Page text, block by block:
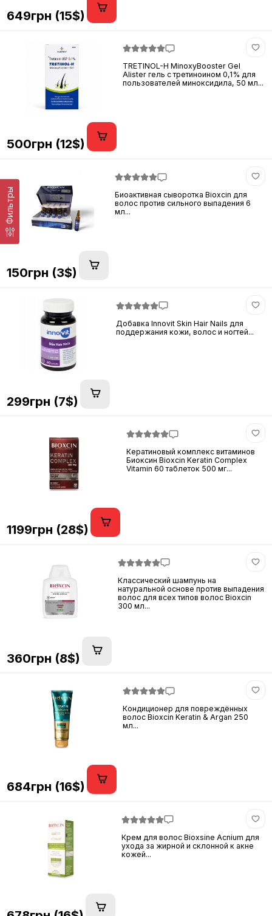
Фильтры
649грн (15$)
TRETINOL-H MinoxyBooster Gel
Alister гель с третиноином 0,1% для
пользователей миноксидила, 50 мл...
500грн (12$)
Биоактивная сыворотка Bioxcin для
волос против сильного выпадения 6
мл...
150грн (3$)
Добавка Innovit Skin Hair Nails для
поддержания кожи, волос и ногтей...
299грн (7$)
Кератиновый комплекс витаминов
Биоксин Bioxcin Keratin Complex
Vitamin 60 таблеток 500 мг...
1199грн (28$)
Классический шампунь на
натуральной основе против выпадения
волос для всех типов волос Bioxcin
300 мл...
360грн (8$)
Кондиционер для повреждённых
волос Bioxcin Keratin & Argan 250
мл...
684грн (16$)
Крем для волос Bioxsine Acnium для
ухода за жирной и склонной к акне
кожей...